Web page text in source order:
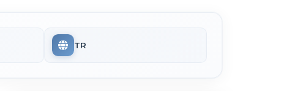
TR